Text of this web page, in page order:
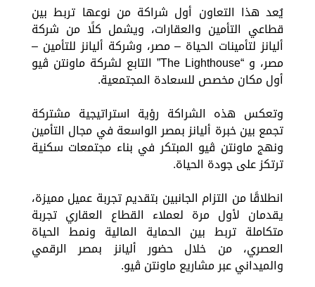
يُعد هذا التعاون أول شراكة من نوعها تربط بين
قطاعي التأمين والعقارات، ويشمل كلًا من شركة
أليانز لتأمينات الحياة – مصر، وشركة أليانز للتأمين –
مصر، و “The Lighthouse” التابع لشركة ماونتن ڤيو
أول مكان مخصص للسعادة المجتمعية.
وتعكس هذه الشراكة رؤية استراتيجية مشتركة
تجمع بين خبرة أليانز بمصر الواسعة في مجال التأمين
ونهج ماونتن ڤيو المبتكر في بناء مجتمعات سكنية
ترتكز على جودة الحياة.
انطلاقًا من التزام الجانبين بتقديم تجربة عميل مميزة،
يقدمان لأول مرة لعملاء القطاع العقاري تجربة
متكاملة تربط بين الحماية المالية ونمط الحياة
العصري، من خلال حضور أليانز بمصر الرقمي
والميداني عبر مشاريع ماونتن ڤيو.